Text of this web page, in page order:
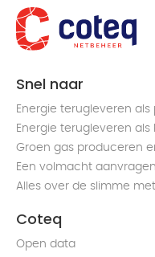
Snel naar
Energie terugleveren als
Energie terugleveren als
Groen gas produceren
Een volmacht aanvragen
Alles over de slimme
Coteq
Open data